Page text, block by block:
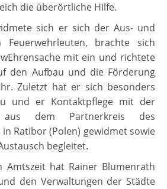
die überörtliche Hilfe.
sich er sich der Aus- und
Feuerwehrleuten, brachte sich
mit ein und richtete
den Aufbau und die Förderung
Zuletzt hat er sich besonders
und er Kontaktpflege mit der
aus dem Partnerkreis des
Ratibor (Polen) gewidmet sowie
begleitet.
Amtszeit hat Rainer Blumenrath
den Verwaltungen der Städte